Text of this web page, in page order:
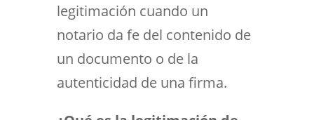
legitimación cuando un
notario da fe del contenido de
un documento o de la
autenticidad de una firma.